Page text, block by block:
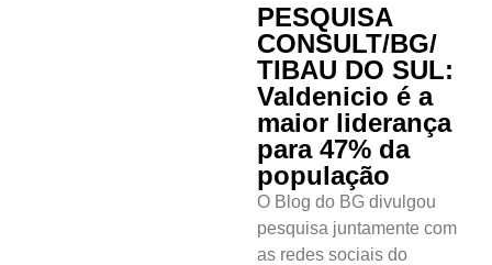
PESQUISA
CONSULT/BG/
TIBAU DO SUL:
Valdenicio é a
maior liderança
para 47% da
população
O Blog do BG divulgou
pesquisa juntamente com
as redes sociais do